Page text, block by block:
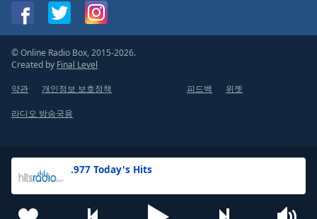
.977 Today's Hits
© Online Radio Box, 2015-2026.
Created by Final Level
약관
개인정보 보호정책 피드백 위젯
라디오 방송국용